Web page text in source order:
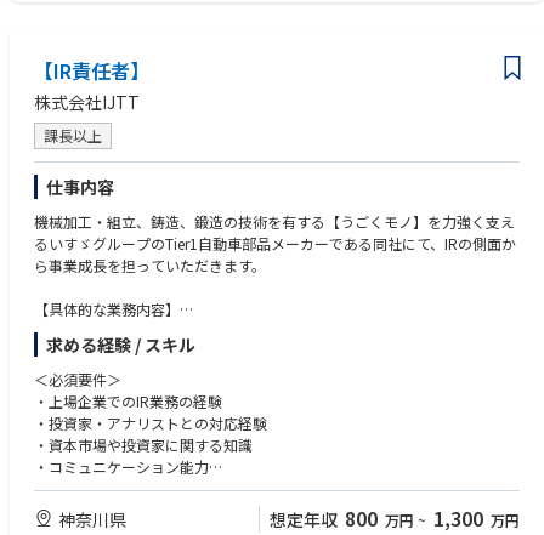
・法務関連業務の経験（契約審査・契約書作成・事業部門からの法務相談
への対応）
・語学（英語）：電話での会話、TOEIC 800点
※海外拠点のNational Staffとの遣り取り
は中国・台湾を除くと英語が中心となるため
【IR責任者】
株式会社IJTT
課長以上
仕事内容
機械加工・組立、鋳造、鍛造の技術を有する【うごくモノ】を力強く支え
るいすゞグループのTier1自動車部品メーカーである同社にて、IRの側面か
ら事業成長を担っていただきます。
【具体的な業務内容】
・決算説明会、アナリスト説明会等、ロードショーの実施
・投資家、アナリストからの問い合わせ対応
・株主/投資家動向の分析、経営陣へのフィードバック
※統合報告書・決算資料・その他の関連書類の作成や
規制当局/取引所との窓口業務、適時開示の実施については各関連チーム
と協業して行います
求める経験 / スキル
＜必須要件＞
・上場企業でのIR業務の経験
・投資家・アナリストとの対応経験
・資本市場や投資家に関する知識
・コミュニケーション能力
・ビジネスレベルの英語力
・財務・会計、事業戦略の理解力
神奈川県 想定年収 800 万円 ~ 1,300 万円